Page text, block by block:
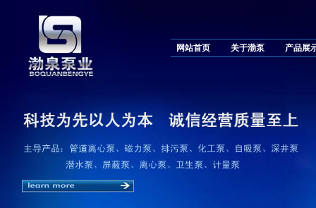
网站首页 关于渤泵 产品展